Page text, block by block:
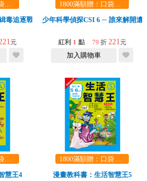
1800滿額贈：口袋玩具一份（隨機出貨） (summer read)
毒追逐戰
元
1800滿額贈：口袋玩具一份（隨機出貨） (summer read)
少年科學偵探CSI 6 ─ 誰來解開遺
紅利 1 點 79 折 221 元
加入購物車
1800滿額贈：口袋玩具一份（隨機出貨） (summer read)
慧王4
1800滿額贈：口袋玩具一份（隨機出貨） (summer read)
漫畫教科書：生活智慧王5